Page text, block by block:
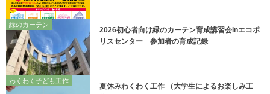
緑のカーテン
2026初心者向け緑のカーテン育成講習会inエコポ
リスセンター 参加者の育成記録
わくわく子ども工作
夏休みわくわく工作 （大学生によるお楽しみ工